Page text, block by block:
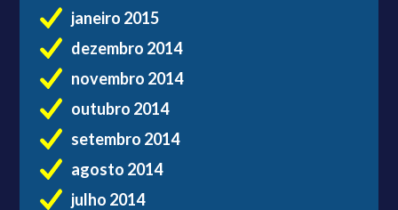
janeiro 2015
dezembro 2014
novembro 2014
outubro 2014
setembro 2014
agosto 2014
julho 2014